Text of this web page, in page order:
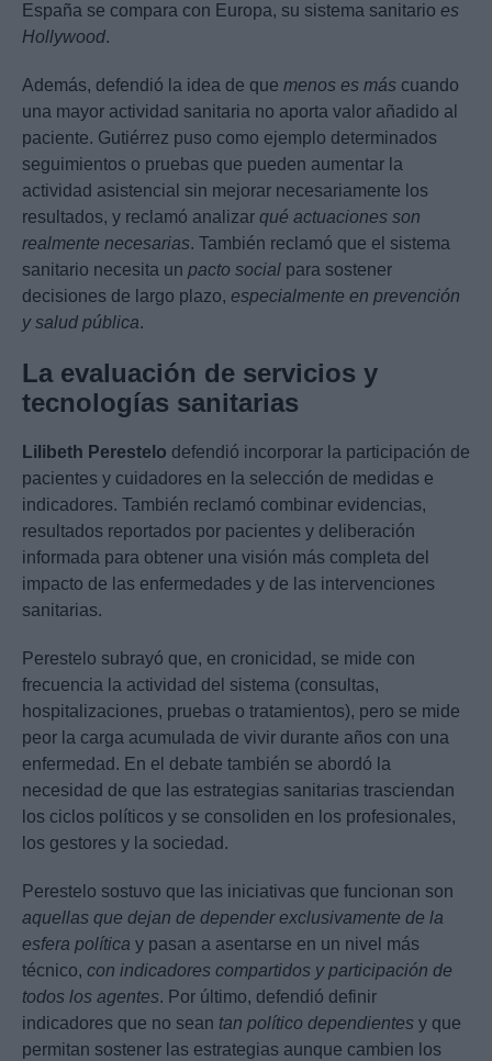
España se compara con Europa, su sistema sanitario es
Hollywood.
Además, defendió la idea de que menos es más cuando
una mayor actividad sanitaria no aporta valor añadido al
paciente. Gutiérrez puso como ejemplo determinados
seguimientos o pruebas que pueden aumentar la
actividad asistencial sin mejorar necesariamente los
resultados, y reclamó analizar qué actuaciones son
realmente necesarias. También reclamó que el sistema
sanitario necesita un pacto social para sostener
decisiones de largo plazo, especialmente en prevención
y salud pública.
La evaluación de servicios y
tecnologías sanitarias
Lilibeth Perestelo defendió incorporar la participación de
pacientes y cuidadores en la selección de medidas e
indicadores. También reclamó combinar evidencias,
resultados reportados por pacientes y deliberación
informada para obtener una visión más completa del
impacto de las enfermedades y de las intervenciones
sanitarias.
Perestelo subrayó que, en cronicidad, se mide con
frecuencia la actividad del sistema (consultas,
hospitalizaciones, pruebas o tratamientos), pero se mide
peor la carga acumulada de vivir durante años con una
enfermedad. En el debate también se abordó la
necesidad de que las estrategias sanitarias trasciendan
los ciclos políticos y se consoliden en los profesionales,
los gestores y la sociedad.
Perestelo sostuvo que las iniciativas que funcionan son
aquellas que dejan de depender exclusivamente de la
esfera política y pasan a asentarse en un nivel más
técnico, con indicadores compartidos y participación de
todos los agentes. Por último, defendió definir
indicadores que no sean tan político dependientes y que
permitan sostener las estrategias aunque cambien los